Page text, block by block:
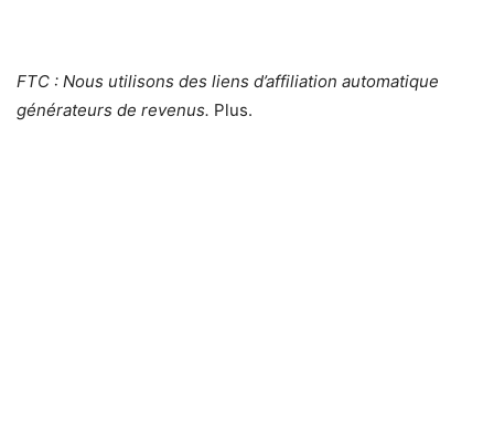
FTC : Nous utilisons des liens d’affiliation automatique
générateurs de revenus. Plus.